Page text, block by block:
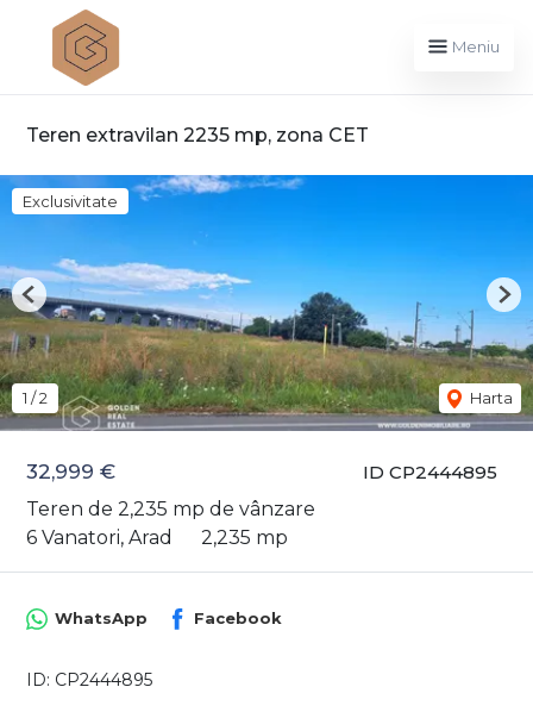
Meniu
Teren extravilan 2235 mp, zona CET
ID CP2444895
32,999 €
Teren de 2,235 mp de vânzare
6 Vanatori, Arad
2,235 mp
Exclusivitate
1 /2 Harta
Previous
WhatsApp Facebook
ID: CP2444895